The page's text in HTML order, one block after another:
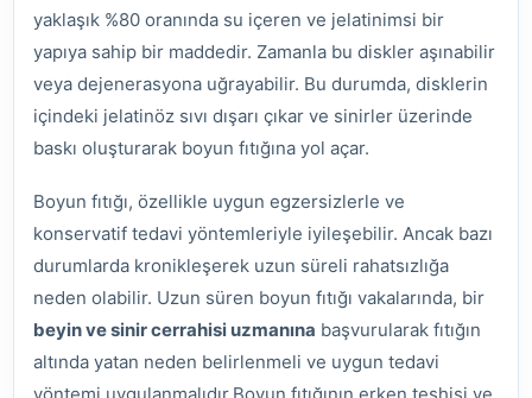
yaklaşık %80 oranında su içeren ve jelatinimsi bir
yapıya sahip bir maddedir. Zamanla bu diskler aşınabilir
veya dejenerasyona uğrayabilir. Bu durumda, disklerin
içindeki jelatinöz sıvı dışarı çıkar ve sinirler üzerinde
baskı oluşturarak boyun fıtığına yol açar.
Boyun fıtığı, özellikle uygun egzersizlerle ve
konservatif tedavi yöntemleriyle iyileşebilir. Ancak bazı
durumlarda kronikleşerek uzun süreli rahatsızlığa
neden olabilir. Uzun süren boyun fıtığı vakalarında, bir
beyin ve sinir cerrahisi uzmanına başvurularak fıtığın
altında yatan neden belirlenmeli ve uygun tedavi